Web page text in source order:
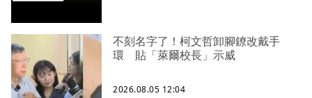
不刻名字了！柯文哲卸腳鐐改戴手
環 貼「萊爾校長」示威
2026.08.05 12:04